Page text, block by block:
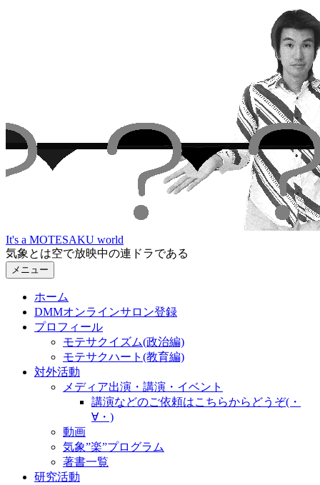
ッ
プ
It's a MOTESAKU world
気象とは空で放映中の連ドラである
メニュー
ホーム
DMMオンラインサロン登録
プロフィール
モテサクイズム(政治編)
モテサクハート(教育編)
対外活動
メディア出演・講演・イベント
講演などのご依頼はこちらからどうぞ(・
∀・)
動画
気象”楽”プログラム
著書一覧
研究活動